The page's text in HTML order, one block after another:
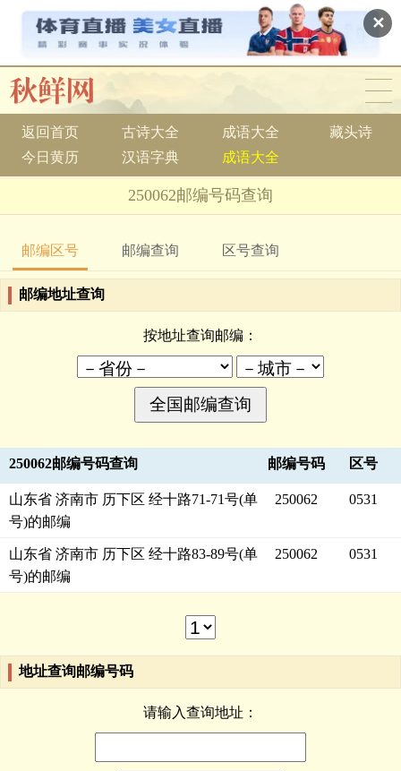
✕
返回首页 古诗大全 成语大全
藏头诗
今日黄历
汉语字典 成语大全
250062邮编号码查询
邮编区号 邮编查询 区号查询
邮编地址查询
按地址查询邮编：
250062邮编号码查询 邮编号码 区号
山东省 济南市 历下区 经十路71-71号(单
号)的邮编
250062 0531
山东省 济南市 历下区 经十路83-89号(单
号)的邮编
250062 0531
地址查询邮编号码
请输入查询地址：